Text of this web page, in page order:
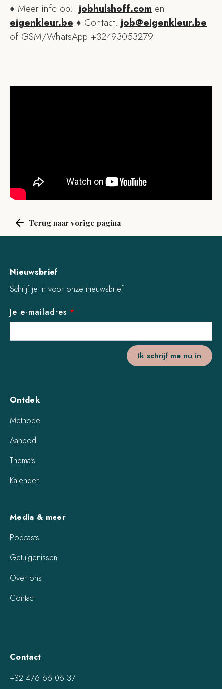
♦ Meer info op: jobhulshoff.com en
eigenkleur.be ♦ Contact: job@eigenkleur.be
of GSM/WhatsApp +32493053279
Terug naar vorige pagina
Nieuwsbrief
Schrijf je in voor onze nieuwsbrief
Je e-mailadres *
Ontdek
Methode
Aanbod
Thema's
Kalender
Media & meer
Podcasts
Getuigenissen
Over ons
Contact
Contact
+32 476 66 06 37